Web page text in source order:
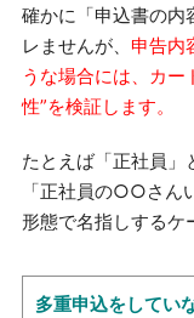
確かに「申込書の内
レませんが、 申告内
うな場合には、カー
性”を検証します。
たとえば「正社員」
「正社員の○○さん
形態で名指しするケ
多重申込をしてい